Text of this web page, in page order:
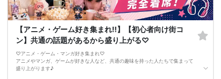
□日常に刺激が欲しい
□お酒が大好き
□楽しいことが大好き
□飲み会が大好き
□みんなでワイワイしたい人
□確実に出会える街コンに参加したい人
□家と職場の往復の毎日を変えたい人
《フード》
飲み放題と大満足なお料理を提供♪
【アニメ・ゲーム好き集まれ!!】【初心者向け街コ
ン】共通の話題があるから盛り上がる♡
♡アニメ・ゲーム・マンガ好き集まれ♡
アニメやマンガ、ゲームが好きな人など、共通の趣味を持った人たちで集まって
盛り上がります♪